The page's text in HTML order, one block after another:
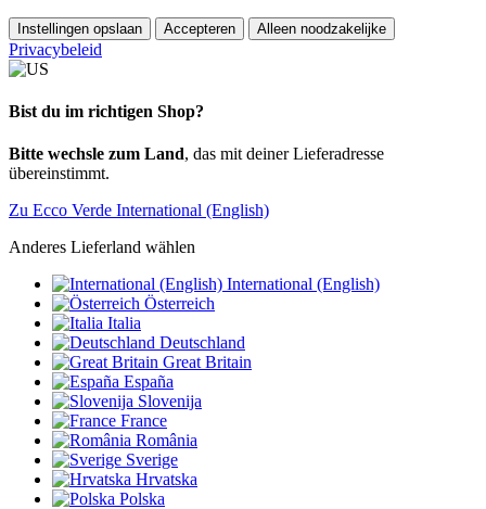
Instellingen opslaan Accepteren Alleen noodzakelijke
Privacybeleid
Bist du im richtigen Shop?
Bitte wechsle zum Land, das mit deiner Lieferadresse
übereinstimmt.
Zu Ecco Verde International (English)
Anderes Lieferland wählen
International (English)
Österreich
Italia
Deutschland
Great Britain
España
Slovenija
France
România
Sverige
Hrvatska
Polska